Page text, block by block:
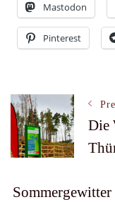
Mastodon
Pinterest
Post
Die